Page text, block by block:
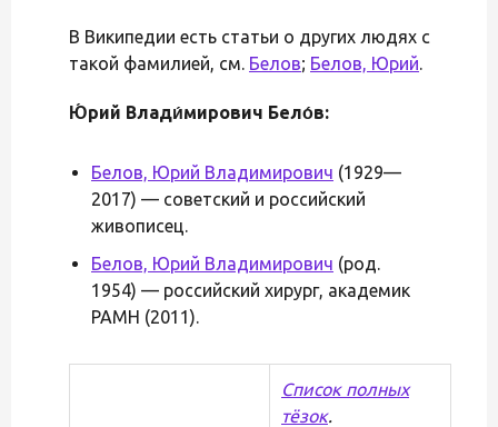
В Википедии есть статьи о других людях с
такой фамилией, см. Белов; Белов, Юрий.
Ю́рий Влади́мирович Бело́в:
Белов, Юрий Владимирович (1929—
2017) — советский и российский
живописец.
Белов, Юрий Владимирович (род.
1954) — российский хирург, академик
РАМН (2011).
Список полных
тёзок.